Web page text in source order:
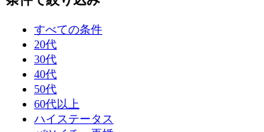
すべての条件
20代
30代
40代
50代
60代以上
ハイステータス